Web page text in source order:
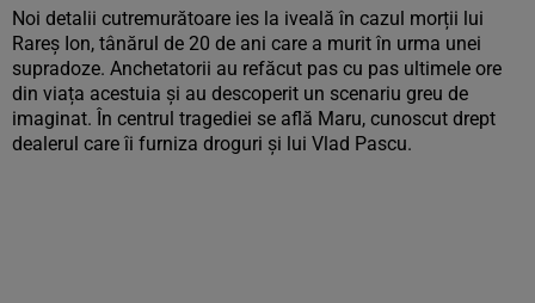
Noi detalii cutremurătoare ies la iveală în cazul morții lui
Rareș Ion, tânărul de 20 de ani care a murit în urma unei
supradoze. Anchetatorii au refăcut pas cu pas ultimele ore
din viața acestuia și au descoperit un scenariu greu de
imaginat. În centrul tragediei se află Maru, cunoscut drept
dealerul care îi furniza droguri și lui Vlad Pascu.